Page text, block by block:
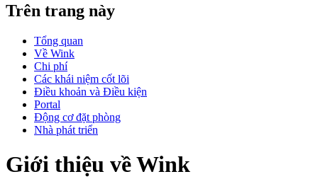
Trên trang này
Tổng quan
Về Wink
Chi phí
Các khái niệm cốt lõi
Điều khoản và Điều kiện
Portal
Động cơ đặt phòng
Nhà phát triển
Giới thiệu về Wink